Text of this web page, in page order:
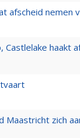
afscheid nemen
haakt
zich